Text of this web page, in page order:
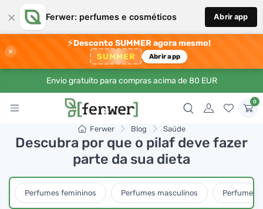
× Ferwer: perfumes e cosméticos Abrir app
×
⚡Desconto SUMMER agora mesmo!
SUMMER Abrir app
Envio gratuito para compras acima de 80 EUR
0
Ferwer Blog Saúde
Descubra por que o pilaf deve fazer
parte da sua dieta
Perfumes femininos Perfumes masculinos Perfumes